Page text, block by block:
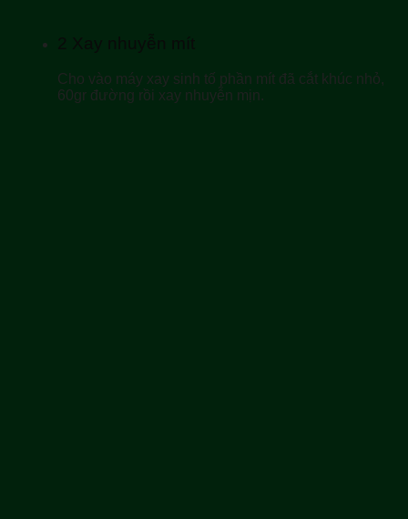
2 Xay nhuyễn mít
Cho vào máy xay sinh tố phần mít đã cắt khúc nhỏ,
60gr đường rồi xay nhuyễn mịn.